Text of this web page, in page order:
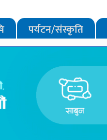
पर्यटन/संस्कृति